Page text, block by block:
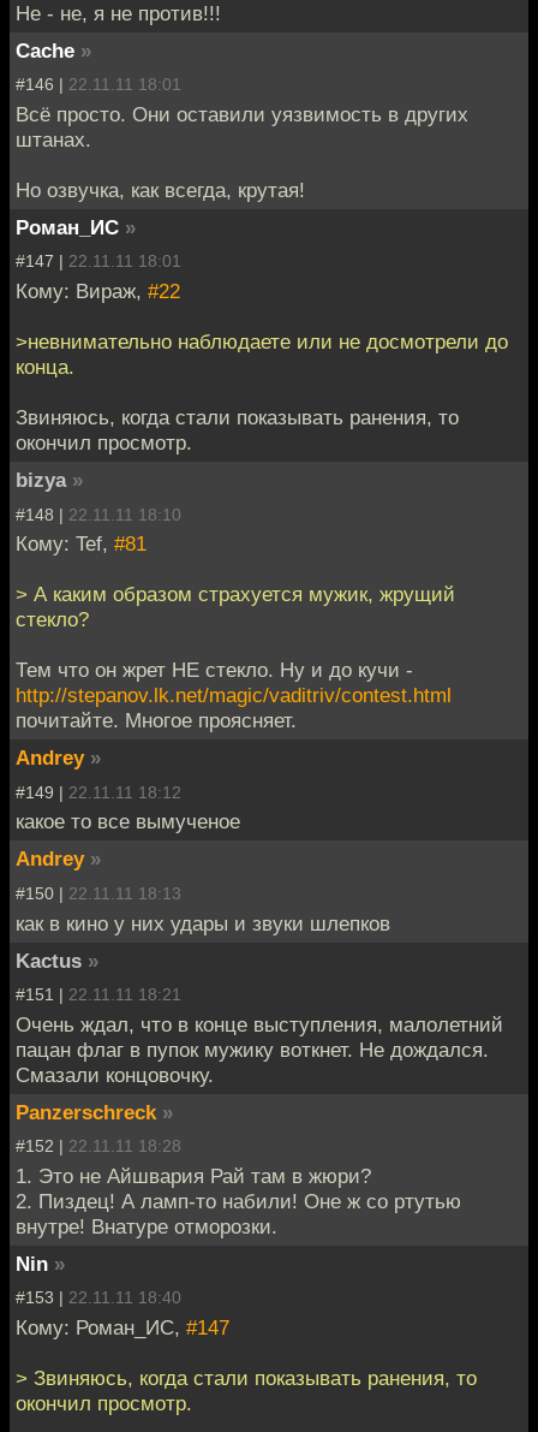
Не - не, я не против!!!
Cache »
#146 | 22.11.11 18:01
Всё просто. Они оставили уязвимость в других
штанах.
Но озвучка, как всегда, крутая!
Роман_ИС »
#147 | 22.11.11 18:01
Кому: Вираж, #22
>невнимательно наблюдаете или не досмотрели до
конца.
Звиняюсь, когда стали показывать ранения, то
окончил просмотр.
bizya »
#148 | 22.11.11 18:10
Кому: Tef, #81
> А каким образом страхуется мужик, жрущий
стекло?
Тем что он жрет НЕ стекло. Ну и до кучи -
http://stepanov.lk.net/magic/vaditriv/contest.html
почитайте. Многое проясняет.
Andrey »
#149 | 22.11.11 18:12
какое то все вымученое
Andrey »
#150 | 22.11.11 18:13
как в кино у них удары и звуки шлепков
Kactus »
#151 | 22.11.11 18:21
Очень ждал, что в конце выступления, малолетний
пацан флаг в пупок мужику воткнет. Не дождался.
Смазали концовочку.
Panzerschreck »
#152 | 22.11.11 18:28
1. Это не Айшвария Рай там в жюри?
2. Пиздец! А ламп-то набили! Оне ж со ртутью
внутре! Внатуре отморозки.
Nin »
#153 | 22.11.11 18:40
Кому: Роман_ИС, #147
> Звиняюсь, когда стали показывать ранения, то
окончил просмотр.